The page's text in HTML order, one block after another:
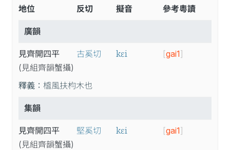
地位 反切 擬音 參考粵讀
廣韻
見齊開四平
(見組齊韻蟹攝)
古奚切 kɛi [gai1]
釋義： 㮷風扶枃木也
集韻
見齊開四平
(見組齊韻蟹攝)
堅奚切 kɛi [gai1]